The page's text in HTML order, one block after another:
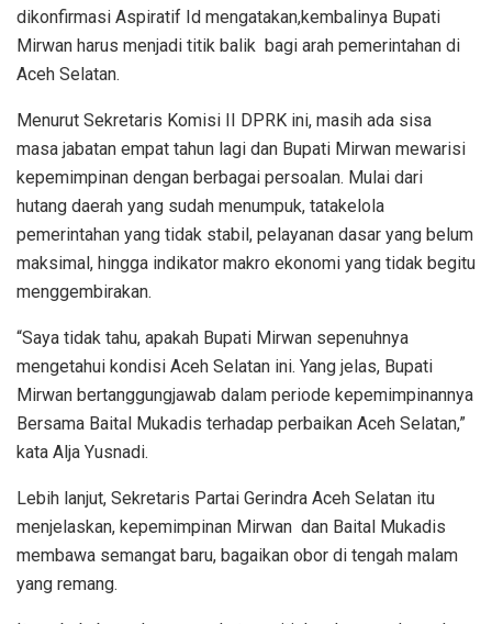
dikonfirmasi Aspiratif Id mengatakan,kembalinya Bupati
Mirwan harus menjadi titik balik bagi arah pemerintahan di
Aceh Selatan.
Menurut Sekretaris Komisi II DPRK ini, masih ada sisa
masa jabatan empat tahun lagi dan Bupati Mirwan mewarisi
kepemimpinan dengan berbagai persoalan. Mulai dari
hutang daerah yang sudah menumpuk, tatakelola
pemerintahan yang tidak stabil, pelayanan dasar yang belum
maksimal, hingga indikator makro ekonomi yang tidak begitu
menggembirakan.
“Saya tidak tahu, apakah Bupati Mirwan sepenuhnya
mengetahui kondisi Aceh Selatan ini. Yang jelas, Bupati
Mirwan bertanggungjawab dalam periode kepemimpinannya
Bersama Baital Mukadis terhadap perbaikan Aceh Selatan,”
kata Alja Yusnadi.
Lebih lanjut, Sekretaris Partai Gerindra Aceh Selatan itu
menjelaskan, kepemimpinan Mirwan dan Baital Mukadis
membawa semangat baru, bagaikan obor di tengah malam
yang remang.